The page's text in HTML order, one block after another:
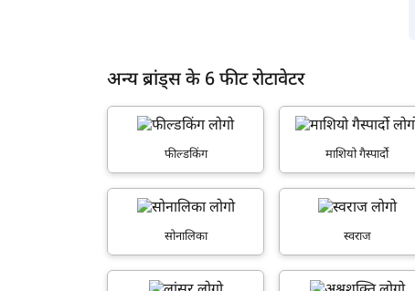
अन्य ब्रांड्स के 6 फीट रोटावेटर
फील्डकिंग माशियो गैस्पार्दो
सोनालिका स्वराज